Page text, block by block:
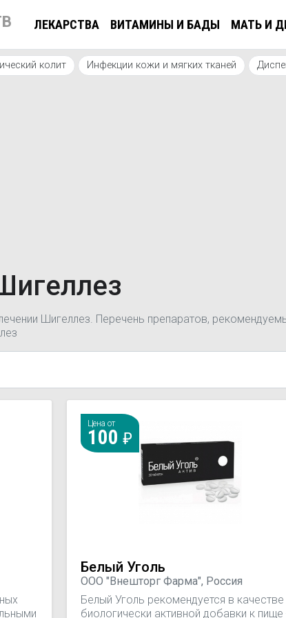
ЛЕКАРСТВА ВИТАМИНЫ И БАДЫ МАТЬ И
колит Инфекции кожи и мягких тканей
Шигеллез. Перечень препаратов,
Цена от
100
Белый Уголь
ООО "Внешторг Фарма", Россия
Белый Уголь рекомендуется в качестве
биологически активной добавки к пище